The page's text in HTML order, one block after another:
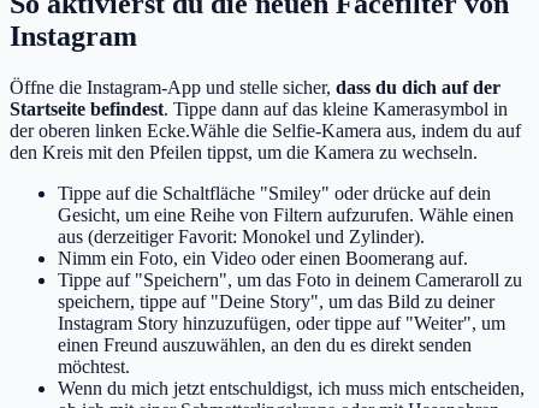
Instagram
Öffne die Instagram-App und stelle sicher, dass du dich auf der
Startseite befindest. Tippe dann auf das kleine Kamerasymbol in
der oberen linken Ecke.Wähle die Selfie-Kamera aus, indem du auf
den Kreis mit den Pfeilen tippst, um die Kamera zu wechseln.
Tippe auf die Schaltfläche "Smiley" oder drücke auf dein
Gesicht, um eine Reihe von Filtern aufzurufen. Wähle einen
aus (derzeitiger Favorit: Monokel und Zylinder).
Nimm ein Foto, ein Video oder einen Boomerang auf.
Tippe auf "Speichern", um das Foto in deinem Cameraroll zu
speichern, tippe auf "Deine Story", um das Bild zu deiner
Instagram Story hinzuzufügen, oder tippe auf "Weiter", um
einen Freund auszuwählen, an den du es direkt senden
möchtest.
Wenn du mich jetzt entschuldigst, ich muss mich entscheiden,